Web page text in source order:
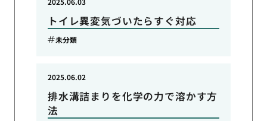
トイレ異変気づいたらすぐ対応
未分類
排水溝詰まりを化学の力で溶かす方
法
2025.06.02